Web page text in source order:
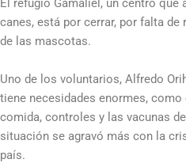
El refugio Gamaliel, un centro que
canes, está por cerrar, por falta
de las mascotas.
Uno de los voluntarios, Alfredo
tiene necesidades enormes, como
comida, controles y las vacunas
situación se agravó más con la
país.